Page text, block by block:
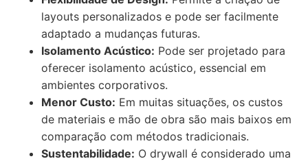
layouts personalizados e pode ser facilmente
adaptado a mudanças futuras.
Isolamento Acústico: Pode ser projetado para
oferecer isolamento acústico, essencial em
ambientes corporativos.
Menor Custo: Em muitas situações, os custos
de materiais e mão de obra são mais baixos em
comparação com métodos tradicionais.
Sustentabilidade: O drywall é considerado uma